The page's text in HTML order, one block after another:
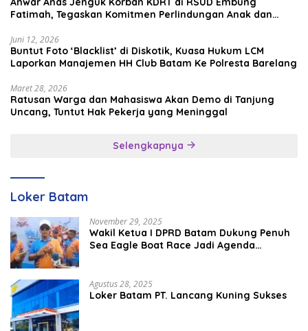
Fatimah, Tegaskan Komitmen Perlindungan Anak dan
Juni 12, 2026
Buntut Foto ‘Blacklist’ di Diskotik, Kuasa Hukum LCM
Laporkan Manajemen HH Club Batam Ke Polresta Barelang
Maret 28, 2026
Ratusan Warga dan Mahasiswa Akan Demo di Tanjung
Uncang, Tuntut Hak Pekerja yang Meninggal
Selengkapnya
Loker Batam
November 29, 2025
Wakil Ketua I DPRD Batam Dukung Penuh
Sea Eagle Boat Race Jadi Agenda
Agustus 28, 2025
Loker Batam PT. Lancang Kuning Sukses